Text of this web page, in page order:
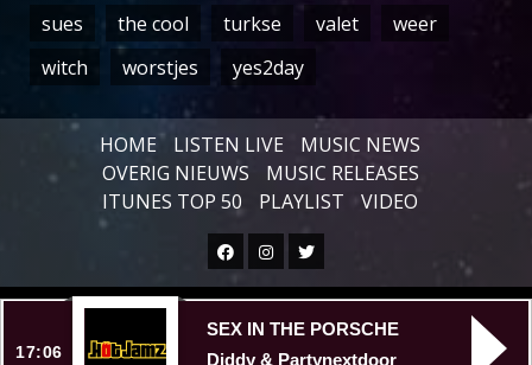
sues
the cool turkse valet
weer
witch
worstjes yes2day
HOME LISTEN LIVE
MUSIC NEWS
OVERIG NIEUWS
MUSIC RELEASES
ITUNES TOP 50
PLAYLIST VIDEO
Facebook
Instagram
Twitter
Copyright © All rights reserved.
17:06
SEX IN THE PORSCHE
Diddy & Partynextdoor